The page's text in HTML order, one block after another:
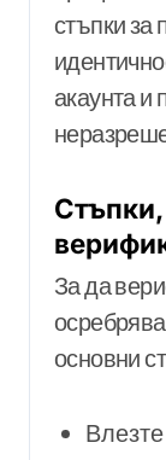
стъпки за
акаунта и
За да
основни